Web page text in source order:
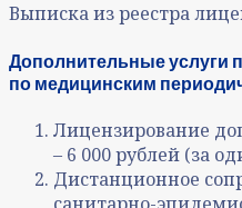
Выписка из реестра
Дополнительные услуги
по медицинским
Лицензирование
– 6 000 рублей (за
Дистанционное